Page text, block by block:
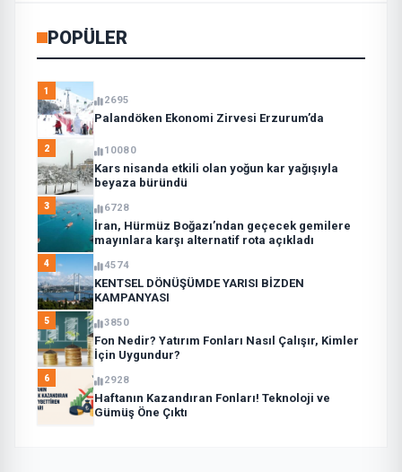
POPÜLER
1
2695
Palandöken Ekonomi Zirvesi Erzurum’da
2 10080
Kars nisanda etkili olan yoğun kar yağışıyla
beyaza büründü
3 6728
İran, Hürmüz Boğazı’ndan geçecek gemilere
mayınlara karşı alternatif rota açıkladı
4 4574
KENTSEL DÖNÜŞÜMDE YARISI BİZDEN
KAMPANYASI
5 3850
Fon Nedir? Yatırım Fonları Nasıl Çalışır, Kimler
İçin Uygundur?
6 2928
Haftanın Kazandıran Fonları! Teknoloji ve
Gümüş Öne Çıktı